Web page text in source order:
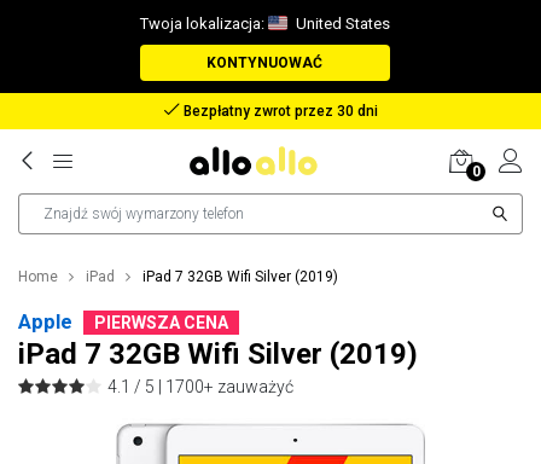
Twoja lokalizacja: United States
KONTYNUOWAĆ
Zwrot pieniędzy w przypadku zagubienia paczki
0
Home iPad iPad 7 32GB Wifi Silver (2019)
Apple PIERWSZA CENA
iPad 7 32GB Wifi Silver (2019)
4.1 / 5 | 1700+ zauważyć